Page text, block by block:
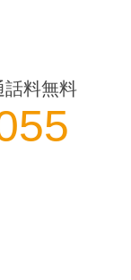
話料無料